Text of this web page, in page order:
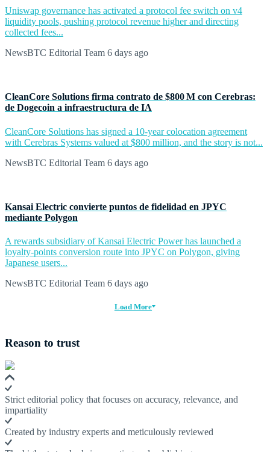
Uniswap governance has activated a protocol fee switch on v4
liquidity pools, pushing protocol revenue higher and directing
collected fees...
NewsBTC Editorial Team 6 days ago
CleanCore Solutions firma contrato de $800 M con Cerebras:
de Dogecoin a infraestructura de IA
CleanCore Solutions has signed a 10-year colocation agreement
with Cerebras Systems valued at $800 million, and the story is not...
NewsBTC Editorial Team 6 days ago
Kansai Electric convierte puntos de fidelidad en JPYC
mediante Polygon
A rewards subsidiary of Kansai Electric Power has launched a
loyalty-points conversion route into JPYC on Polygon, giving
Japanese users...
NewsBTC Editorial Team 6 days ago
Load More
Reason to trust
Strict editorial policy that focuses on accuracy, relevance, and
impartiality
Created by industry experts and meticulously reviewed